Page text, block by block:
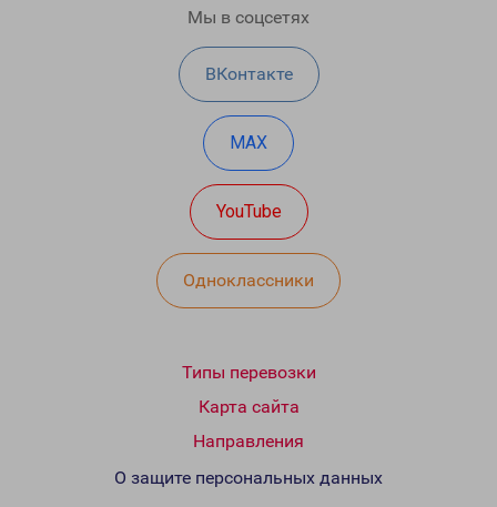
Мы в соцсетях
ВКонтакте
MAX
YouTube
Одноклассники
Типы перевозки
Карта сайта
Направления
О защите персональных данных